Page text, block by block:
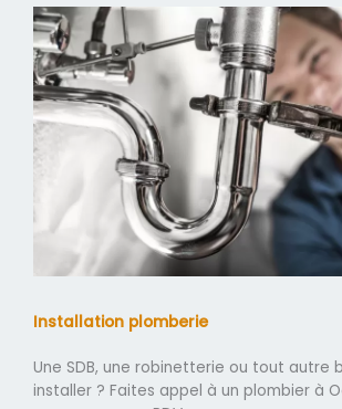
Installation plomberie
Une SDB, une robinetterie ou tout autre
installer ? Faites appel à un plombier à